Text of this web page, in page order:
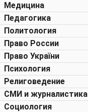
Медицина
Педагогика
Политология
Право России
Право України
Психология
Религоведение
СМИ и журналистика
Социология